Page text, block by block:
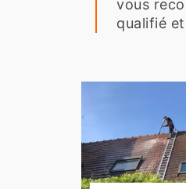
vous
qualifié